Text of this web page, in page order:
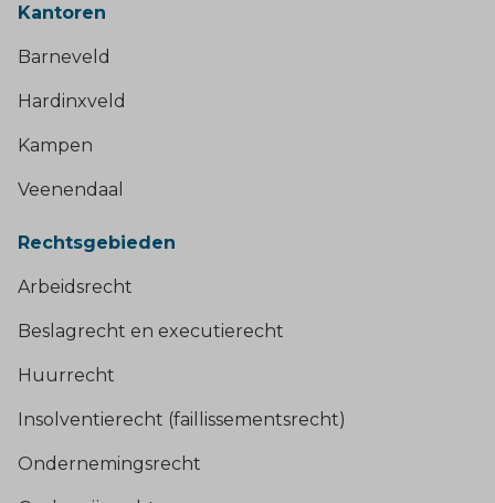
Kantoren
Barneveld
Hardinxveld
Kampen
Veenendaal
Rechtsgebieden
Arbeidsrecht
Beslagrecht en executierecht
Huurrecht
Insolventierecht (faillissementsrecht)
Ondernemingsrecht